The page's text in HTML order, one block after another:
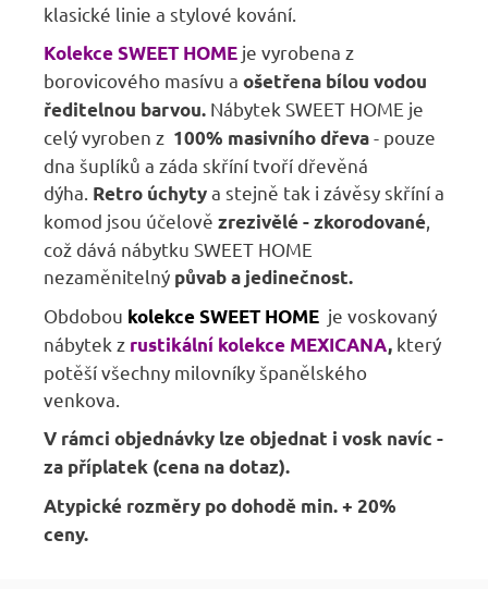
klasické linie a stylové kování.
Kolekce SWEET HOME je vyrobena z
borovicového masívu a ošetřena bílou vodou
ředitelnou barvou. Nábytek SWEET HOME je
celý vyroben z 100% masivního dřeva- pouze
dna šuplíků a záda skříní tvoří dřevěná
dýha. Retro úchytya stejně tak i závěsy skříní a
komod jsou účelově zrezivělé - zkorodované,
což dává nábytku SWEET HOME
nezaměnitelný půvab a jedinečnost.
Obdobou kolekce SWEET HOME je voskovaný
nábytek z rustikální kolekce MEXICANA, který
potěší všechny milovníky španělského
venkova.
V rámci objednávky lze objednat i vosk navíc -
za příplatek (cena na dotaz).
Atypické rozměry po dohodě min. + 20%
ceny.